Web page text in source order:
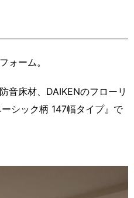
ォーム。
音床材、DAIKENのフローリ
シック柄 147幅タイプ』で